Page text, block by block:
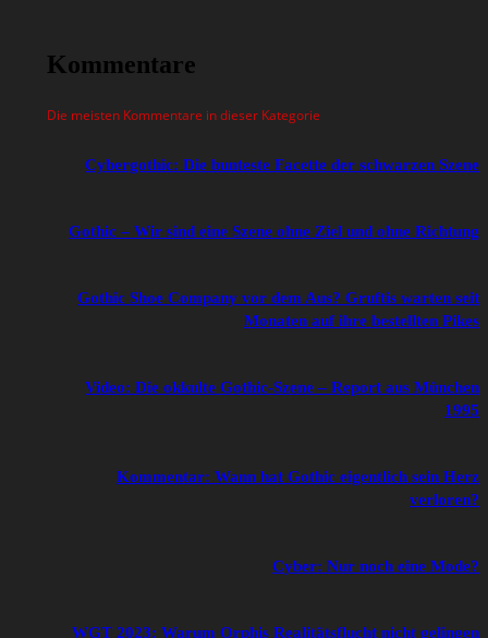
Kommentare
Die meisten Kommentare in dieser Kategorie
Cybergothic: Die bunteste Facette der schwarzen Szene
Gothic – Wir sind eine Szene ohne Ziel und ohne Richtung
Gothic Shoe Company vor dem Aus? Gruftis warten seit
Monaten auf ihre bestellten Pikes
Video: Die okkulte Gothic-Szene – Report aus München
1995
Kommentar: Wann hat Gothic eigentlich sein Herz
verloren?
Cyber: Nur noch eine Mode?
WGT 2023: Warum Orphis Realitätsflucht nicht gelingen